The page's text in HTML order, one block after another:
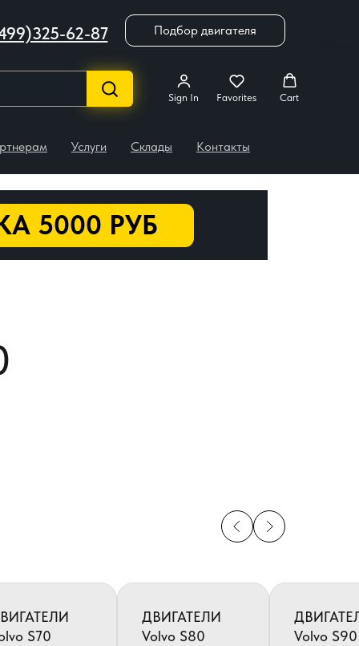
62-87 Подбор двигателя
Sign In Favorites Cart
Услуги Склады Контакты
5000 РУБ
S70
ДВИГАТЕЛИ
Volvo S80
Volvo S90